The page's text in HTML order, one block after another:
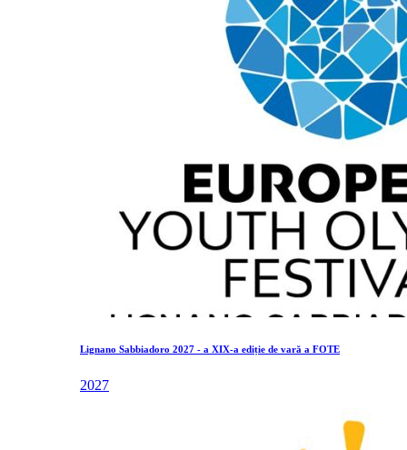
Lignano Sabbiadoro 2027 - a XIX-a ediție de vară a FOTE
2027